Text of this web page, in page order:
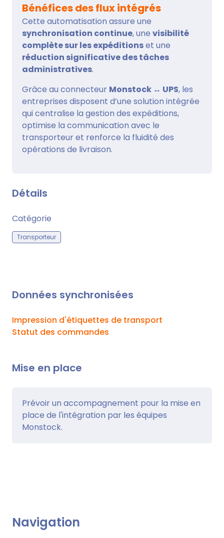
Bénéfices des flux intégrés
Cette automatisation assure une
synchronisation continue, une visibilité
complète sur les expéditionset une
réduction significative des tâches
administratives.
Grâce au connecteur Monstock ↔ UPS, les
entreprises disposent d’une solution intégrée
qui centralise la gestion des expéditions,
optimise la communication avec le
transporteur et renforce la fluidité des
opérations de livraison.
Détails
Catégorie
Transporteur
Données synchronisées
Impression d'étiquettes de transport
Statut des commandes
Mise en place
Prévoir un accompagnement pour la mise en
place de l'intégration par les équipes
Monstock.
Navigation